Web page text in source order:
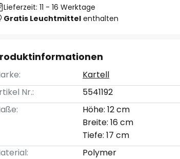
Lieferzeit: 11 - 16 Werktage
Gratis Leuchtmittel enthalten
Kartell
Nr.:
5541192
Höhe: 12 cm
Breite: 16 cm
Tiefe: 17 cm
Polymer